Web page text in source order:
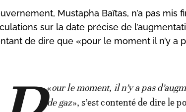
Mustapha Baïtas, n’a pas mis
sur la date précise de
de dire que «pour le moment il n’y a
«our le moment, il n’y a pas
de gaz», s’est contenté de dire le